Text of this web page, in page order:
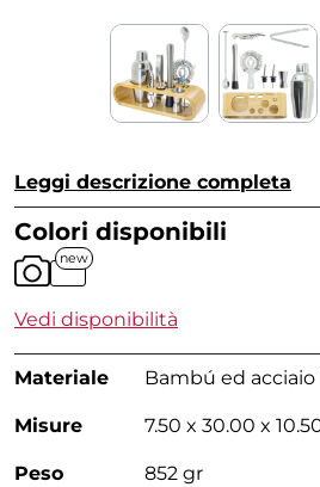
Leggi descrizione completa
Colori disponibili
new
Vedi disponibilità
Materiale Bambú ed
Misure 7.50 x 30.00 x
Peso 852 gr